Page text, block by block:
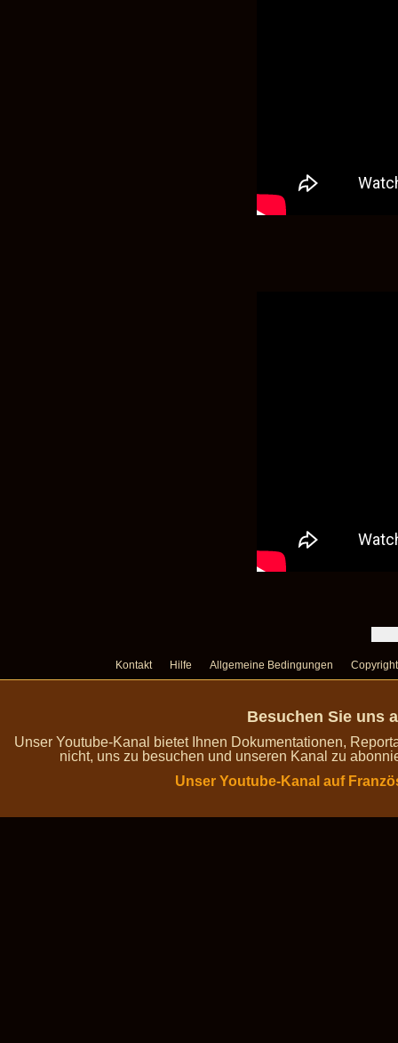
Kontakt Hilfe Allgemeine Bedingungen Copyright
Besuchen Sie uns
Unser Youtube-Kanal bietet Ihnen Dokumentationen,
nicht, uns zu besuchen und unseren Kanal zu
Unser Youtube-Kanal auf